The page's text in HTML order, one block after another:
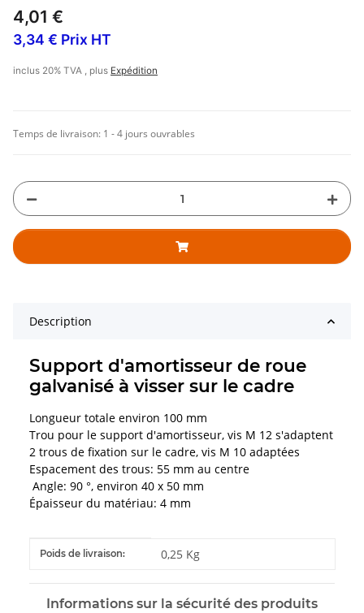
4,01 €
3,34 € Prix HT
inclus 20% TVA , plus Expédition
Temps de livraison: 1 - 4 jours ouvrables
Description
Support d'amortisseur de roue
galvanisé à visser sur le cadre
Longueur totale environ 100 mm
Trou pour le support d'amortisseur, vis M 12 s'adaptent
2 trous de fixation sur le cadre, vis M 10 adaptées
Espacement des trous: 55 mm au centre
Angle: 90 °, environ 40 x 50 mm
Épaisseur du matériau: 4 mm
#productDetails.itemInformation#
#productDetails.itemValue#
Poids de livraison: 0,25 Kg
Informations sur la sécurité des produits